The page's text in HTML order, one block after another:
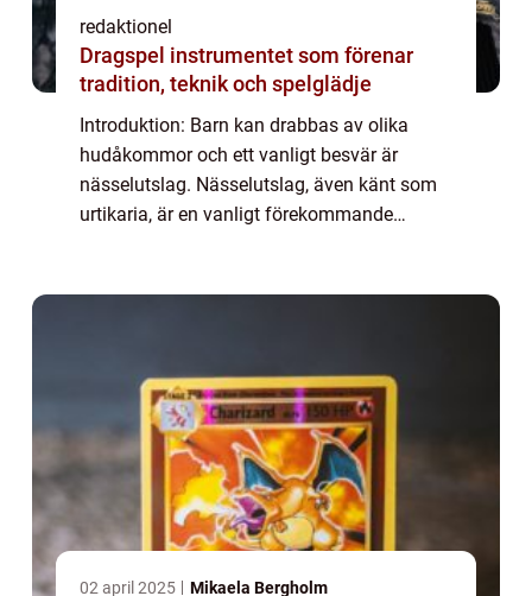
redaktionel
Dragspel instrumentet som förenar
tradition, teknik och spelglädje
Introduktion: Barn kan drabbas av olika
hudåkommor och ett vanligt besvär är
nässelutslag. Nässelutslag, även känt som
urtikaria, är en vanligt förekommande
02 april 2025 Mikaela Bergholm